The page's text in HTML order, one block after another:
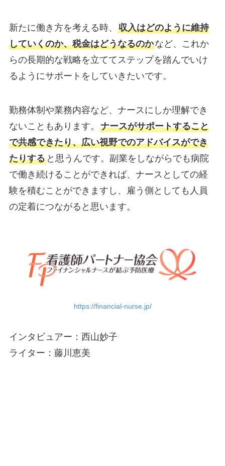
新たに働き方を考える時、 収入はどのように維持
していくのか、税金はどうなるのかなど、これか
らの長期的な戦略を立ててステップを踏んでいけ
るようにサポートをしていきたいです。
勤務体制や業務内容など、ナースにしか理解でき
ないこともあります。 ナースがサポートすること
で共感できたり、広い視野でのアドバイスができ
たりすると思うんです。副業をしながらでも病院
で働き続けることができれば、ナースとしての経
験を積むことができますし、雇う側としても人員
の定着につながると思います。
https://financial-nurse.jp/
インタビュアー：西山妙子
ライター：藤川恵美